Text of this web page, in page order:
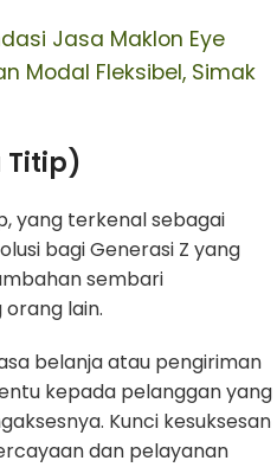
Jasa Maklon Eye
Modal Fleksibel, Simak
Titip)
yang terkenal sebagai
bagi Generasi Z yang
sembari
lain.
belanja atau pengiriman
kepada pelanggan yang
Kunci kesuksesan
dan pelayanan